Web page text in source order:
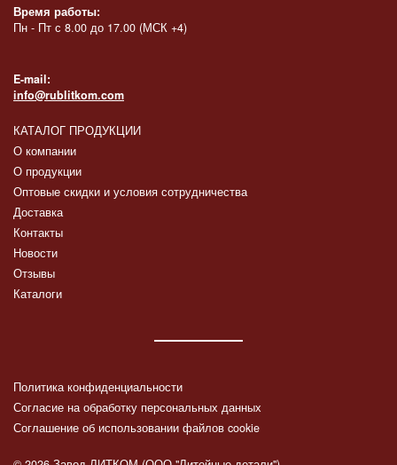
Время работы:
Пн - Пт с 8.00 до 17.00 (МСК +4)
E-mail:
info@rublitkom.com
КАТАЛОГ ПРОДУКЦИИ
О компании
О продукции
Оптовые скидки и условия сотрудничества
Доставка
Контакты
Новости
Отзывы
Каталоги
Политика конфиденциальности
Согласие на обработку персональных данных
Соглашение об использовании файлов cookie